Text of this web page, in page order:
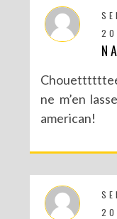
ne m’en
american!